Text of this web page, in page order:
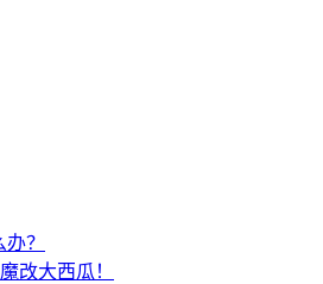
？
改大西瓜！